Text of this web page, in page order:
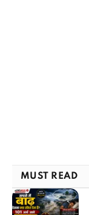
MUST READ